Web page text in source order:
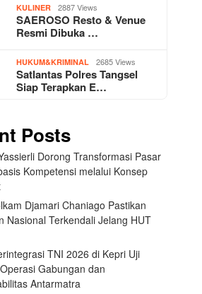
KULINER 2887 Views
SAEROSO Resto & Venue
Resmi Dibuka …
HUKUM&KRIMINAL 2685 Views
Satlantas Polres Tangsel
Siap Terapkan E…
Posts
Dorong Transformasi Pasar
Kompetensi melalui Konsep
Djamari Chaniago Pastikan
Nasional Terkendali Jelang HUT
TNI 2026 di Kepri Uji
Gabungan dan
Antarmatra